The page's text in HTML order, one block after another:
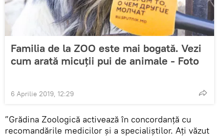
Familia de la ZOO este mai bogată. Vezi
cum arată micuții pui de animale - Foto
6 Aprilie 2019, 12:29
”Grădina Zoologică activează în concordanță cu
recomandările medicilor și a specialiștilor. Ați văzut